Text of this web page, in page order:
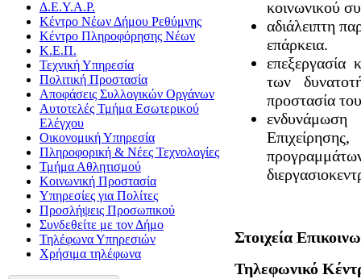
Δ.Ε.Υ.Α.Ρ.
Κέντρο Νέων Δήμου Ρεθύμνης
Κέντρo Πληροφόρησης Νέων
Κ.Ε.Π.
Τεχνική Υπηρεσία
Πολιτική Προστασία
Αποφάσεις Συλλογικών Οργάνων
Αυτοτελές Τμήμα Εσωτερικού
Ελέγχου
Οικονομική Υπηρεσία
Πληροφορική & Νέες Τεχνολογίες
Τμήμα Αθλητισμού
Κοινωνική Προστασία
Υπηρεσίες για Πολίτες
Προσλήψεις Προσωπικού
Συνδεθείτε με τον Δήμο
Τηλέφωνα Υπηρεσιών
Χρήσιμα τηλέφωνα
κοινωνικού
αδιάλειπτη
επάρκεια.
επεξεργασία
των
προστασία
Στοιχεία
Τηλεφωνικό